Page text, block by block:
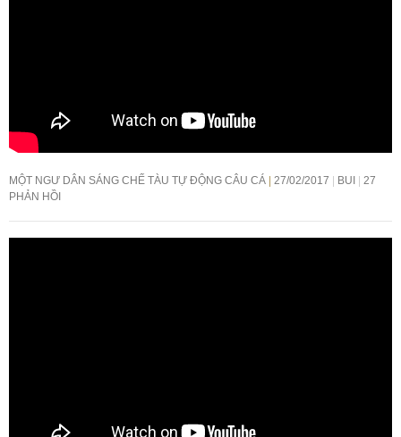
MỘT NGƯ DÂN SÁNG CHẾ TÀU TỰ ĐỘNG CÂU CÁ 27/02/2017 BUI
27
PHẢN HỒI